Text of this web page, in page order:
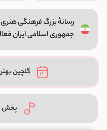
رسانهٔ بزرگ فرهنگی
جمهوری اسلامی ایران
گلچین
پخش